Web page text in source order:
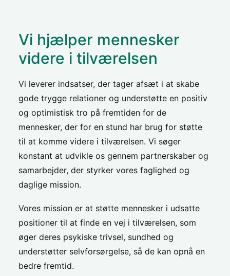
Vi hjælper mennesker
videre i tilværelsen
Vi leverer indsatser, der tager afsæt i at skabe
gode trygge relationer og understøtte en positiv
og optimistisk tro på fremtiden for de
mennesker, der for en stund har brug for støtte
til at komme videre i tilværelsen. Vi søger
konstant at udvikle os gennem partnerskaber og
samarbejder, der styrker vores faglighed og
daglige mission.
Vores mission er at støtte mennesker i udsatte
positioner til at finde en vej i tilværelsen, som
øger deres psykiske trivsel, sundhed og
understøtter selvforsørgelse, så de kan opnå en
bedre fremtid.